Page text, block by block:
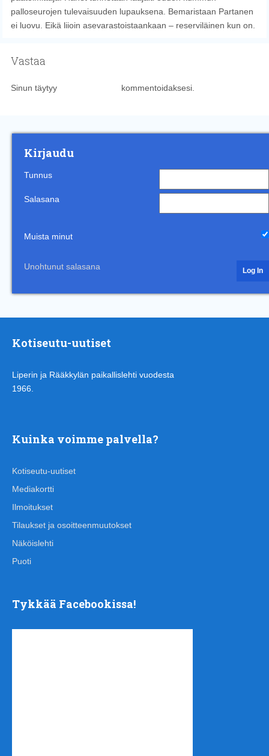
palloseurojen tulevaisuuden lupauksena. Bemaristaan Partanen
ei luovu. Eikä liioin asevarastoistaankaan – reserviläinen kun on.
Vastaa
Sinun täytyy kommentoidaksesi.
Kirjaudu
Tunnus
Salasana
Muista minut
Unohtunut salasana
Kotiseutu-uutiset
Liperin ja Rääkkylän paikallislehti vuodesta
1966.
Kuinka voimme palvella?
Kotiseutu-uutiset
Mediakortti
Ilmoitukset
Tilaukset ja osoitteenmuutokset
Näköislehti
Puoti
Tykkää Facebookissa!